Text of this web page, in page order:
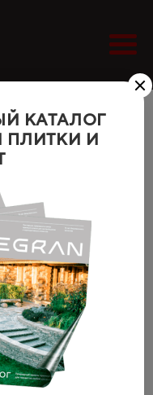
›
"Скала" от
КАТАЛОГ
И